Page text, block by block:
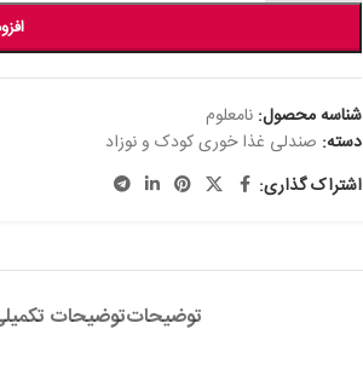
شناسه محصول: نامعلوم
دسته: صندلی غذا خوری کودک و نوزاد
اشتراک گذاری:
توضیحاتتوضیحات